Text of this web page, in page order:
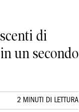
di
un secondo
2 MINUTI DI LETTURA